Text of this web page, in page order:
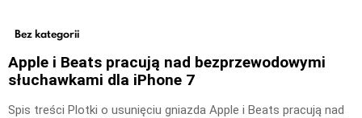
Bez kategorii
Apple i Beats pracują nad bezprzewodowymi
słuchawkami dla iPhone 7
Spis treści Plotki o usunięciu gniazda Apple i Beats pracują nad